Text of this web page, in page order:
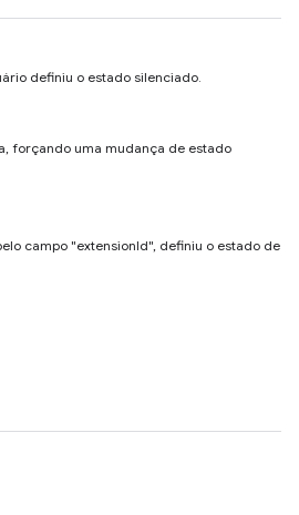
definiu o estado silenciado.
forçando uma mudança de estado
campo "extensionId", definiu o estado de